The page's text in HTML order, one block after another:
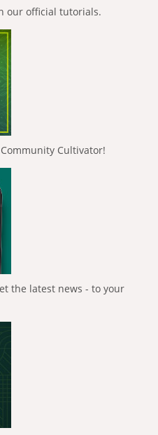
our official tutorials.
Cultivator!
the latest news - to your